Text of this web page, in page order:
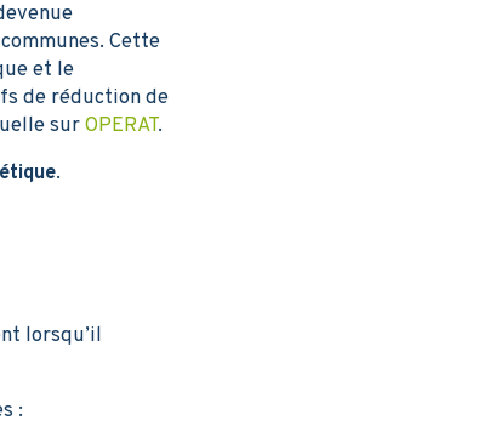
Cette
et le
de réduction de
surOPERAT.
.
lorsqu’il
: